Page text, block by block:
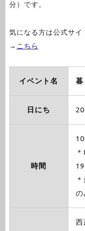
分）です。
気になる方は公式サイ
→ こちら
イベント名 暮
日にち
時間
の
西